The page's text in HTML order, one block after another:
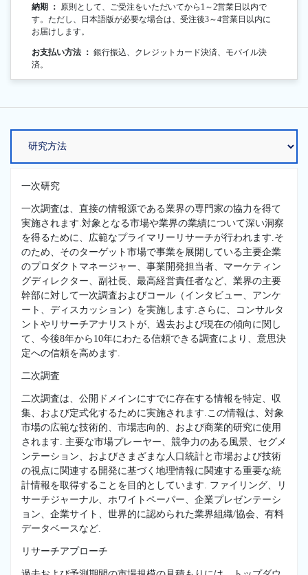
納期 ： 原則として、ご受注をいただいてから1～2営業日以内で
す。ただし、日本語版が必要な場合は、受注後3～4営業日以内に
お届けします。
お支払い方法 ： 銀行振込、クレジットカード決済、モバイル決
済。
一次研究
一次調査は、直接の情報源である業界の専門家の協力を得て
実施されます.対象となる市場や業界の業績について深い洞察
を得るために、広範なプライマリーリサーチが行われます.そ
のため、そのターゲット市場で事業を展開している主要企業
のプロダクトマネージャー、事業開発担当者、マーケティン
グディレクター、副社長、最高経営責任者など、業界の主要
幹部に対して一次調査およびコール（インタビュー、アンケ
ート、ディスカッション）を実施します.さらに、コンサルタ
ントやリサーチアナリストが、過去および現在の傾向に関し
て、今後8年から10年にわたる信頼できる調査により、意思決
定への信頼を高めます.
二次調査
二次調査は、公開ドメインにすでに存在する情報を特定、収
集、および定式化するために実施されます.この情報は、対象
市場の広範な技術的、市場志向的、および商業的研究に使用
されます. 主要な市場プレーヤー、競争力のある風景、セグメ
ンテーション、およびさまざまな人口統計と市場および技術
の視点に関連する開発に基づく地理情報に関連する重要な統
計情報を取得することを目的としています. ファイリング、リ
サーチジャーナル、ホワイトペーパー、企業プレゼンテーシ
ョン、企業サイト、世界的に認められた業界組織/協会、有料
データベースなど.
リサーチアプローチ